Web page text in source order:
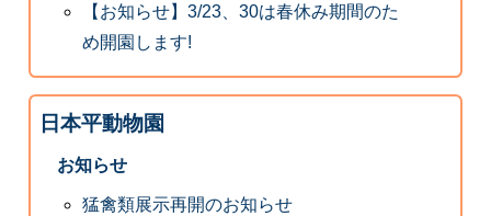
【お知らせ】3/23、30は春休み期間のた
め開園します!
日本平動物園
お知らせ
猛禽類展示再開のお知らせ